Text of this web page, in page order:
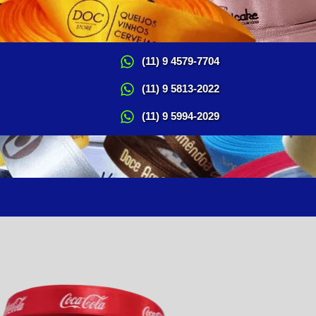
(11) 9 4579-7704
(11) 9 5813-2022
(11) 9 5994-2029